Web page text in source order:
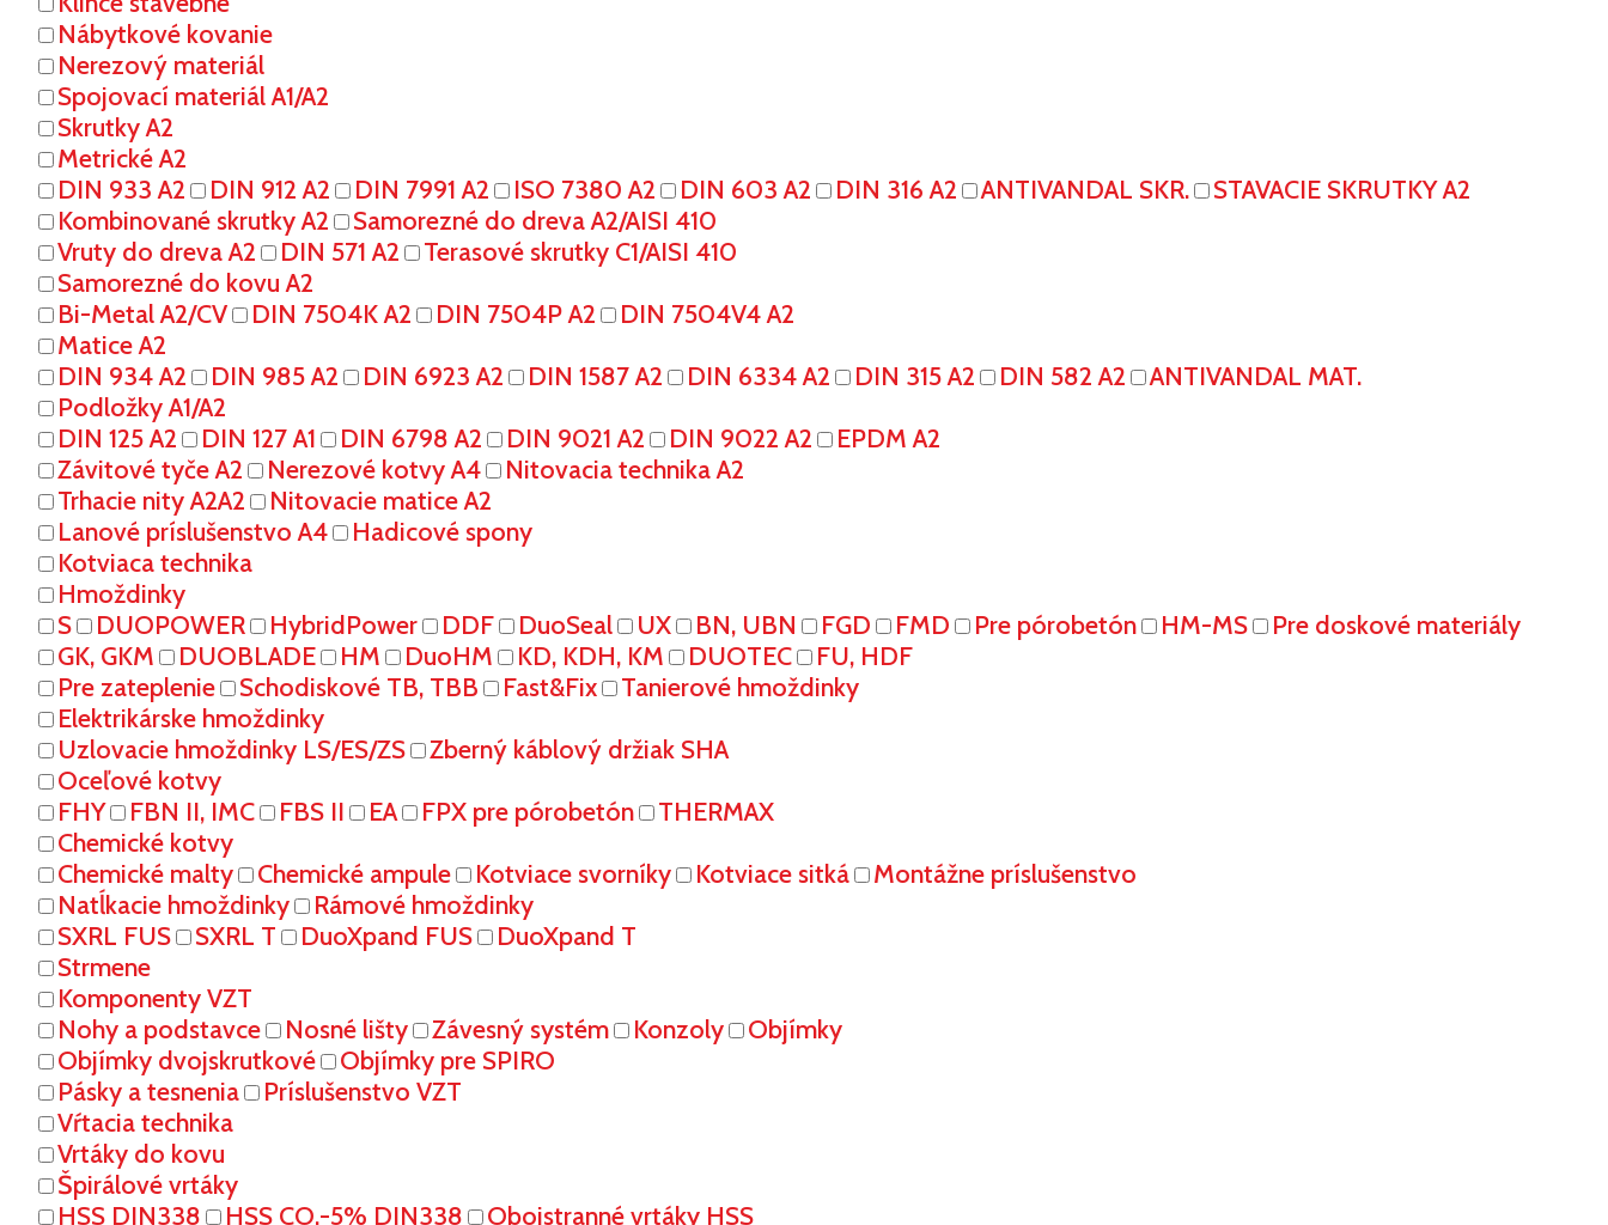
Nábytkové kovanie
Nerezový materiál
Spojovací materiál A1/A2
Skrutky A2
Metrické A2
DIN 933 A2
DIN 912 A2 DIN 7991 A2 ISO 7380 A2 DIN 603 A2 DIN 316 A2 ANTIVANDAL SKR.
STAVACIE SKRUTKY A2
Kombinované skrutky A2
Samorezné do dreva A2/AISI 410
Vruty do dreva A2
DIN 571 A2
Terasové skrutky C1/AISI 410
Samorezné do kovu A2
Bi-Metal A2/CV
DIN 7504K A2 DIN 7504P A2
DIN 7504V4 A2
Matice A2
DIN 934 A2
DIN 985 A2 DIN 6923 A2 DIN 1587 A2 DIN 6334 A2 DIN 315 A2 DIN 582 A2
ANTIVANDAL MAT.
Podložky A1/A2
DIN 125 A2
DIN 127 A1 DIN 6798 A2 DIN 9021 A2 DIN 9022 A2
EPDM A2
Závitové tyče A2
Nerezové kotvy A4
Nitovacia technika A2
Trhacie nity A2A2
Nitovacie matice A2
Lanové príslušenstvo A4
Hadicové spony
Kotviaca technika
Hmoždinky
S
DUOPOWER HybridPower DDF DuoSeal UX BN, UBN FGD FMD Pre pórobetón HM-MS
Pre doskové materiály
GK, GKM
DUOBLADE HM DuoHM KD, KDH, KM DUOTEC
FU, HDF
Pre zateplenie
Schodiskové TB, TBB Fast&Fix
Tanierové hmoždinky
Elektrikárske hmoždinky
Uzlovacie hmoždinky LS/ES/ZS
Zberný káblový držiak SHA
Oceľové kotvy
FHY
FBN II, IMC FBS II EA FPX pre pórobetón
THERMAX
Chemické kotvy
Chemické malty
Chemické ampule Kotviace svorníky Kotviace sitká
Montážne príslušenstvo
Natĺkacie hmoždinky
Rámové hmoždinky
SXRL FUS
SXRL T DuoXpand FUS
DuoXpand T
Strmene
Komponenty VZT
Nohy a podstavce
Nosné lišty Závesný systém Konzoly
Objímky
Objímky dvojskrutkové
Objímky pre SPIRO
Pásky a tesnenia
Príslušenstvo VZT
Vŕtacia technika
Vrtáky do kovu
Špirálové vrtáky
HSS DIN338
HSS CO.-5% DIN338
Obojstranné vrtáky HSS